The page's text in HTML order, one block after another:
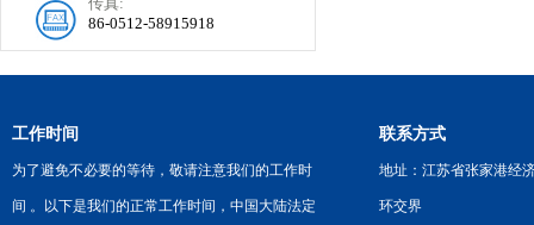
86-0512-58915918
工作时间
为了避免不必要的等待，敬请注意我们的工作时
间 。以下是我们的正常工作时间，中国大陆法定
联系方式
地址：江苏省张家港经
环交界